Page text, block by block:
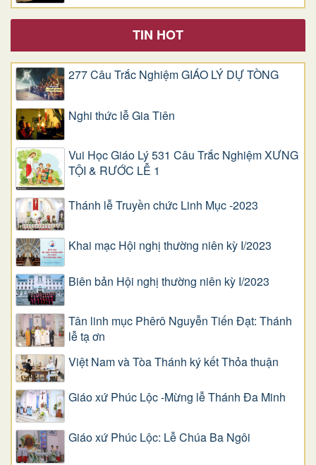
TIN HOT
277 Câu Trắc Nghiệm GIÁO LÝ DỰ TÒNG
Nghi thức lễ Gia Tiên
Vui Học Giáo Lý 531 Câu Trắc Nghiệm XƯNG
TỘI & RƯỚC LỄ 1
Thánh lễ Truyền chức Linh Mục -2023
Khai mạc Hội nghị thường niên kỳ I/2023
Biên bản Hội nghị thường niên kỳ I/2023
Tân linh mục Phêrô Nguyễn Tiến Đạt: Thánh
lễ tạ ơn
Việt Nam và Tòa Thánh ký kết Thỏa thuận
Giáo xứ Phúc Lộc -Mừng lễ Thánh Đa Minh
Giáo xứ Phúc Lộc: Lễ Chúa Ba Ngôi